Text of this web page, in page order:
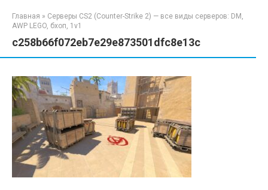
Главная » Серверы CS2 (Counter-Strike 2) — все виды серверов: DM,
AWP LEGO, бхоп, 1v1
c258b66f072eb7e29e873501dfc8e13c